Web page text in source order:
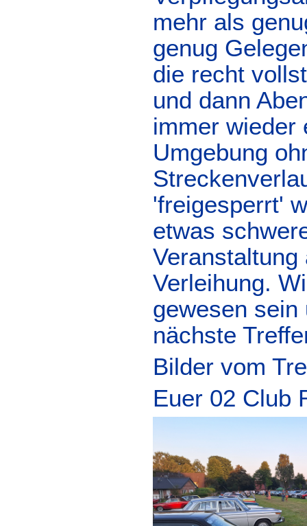
mehr als
genug
die recht
und dann
immer wieder
Umgebung
'freigesperrt'
etwas
Verleihung.
gewesen
nächste
Bilder vom
Euer 02 Club